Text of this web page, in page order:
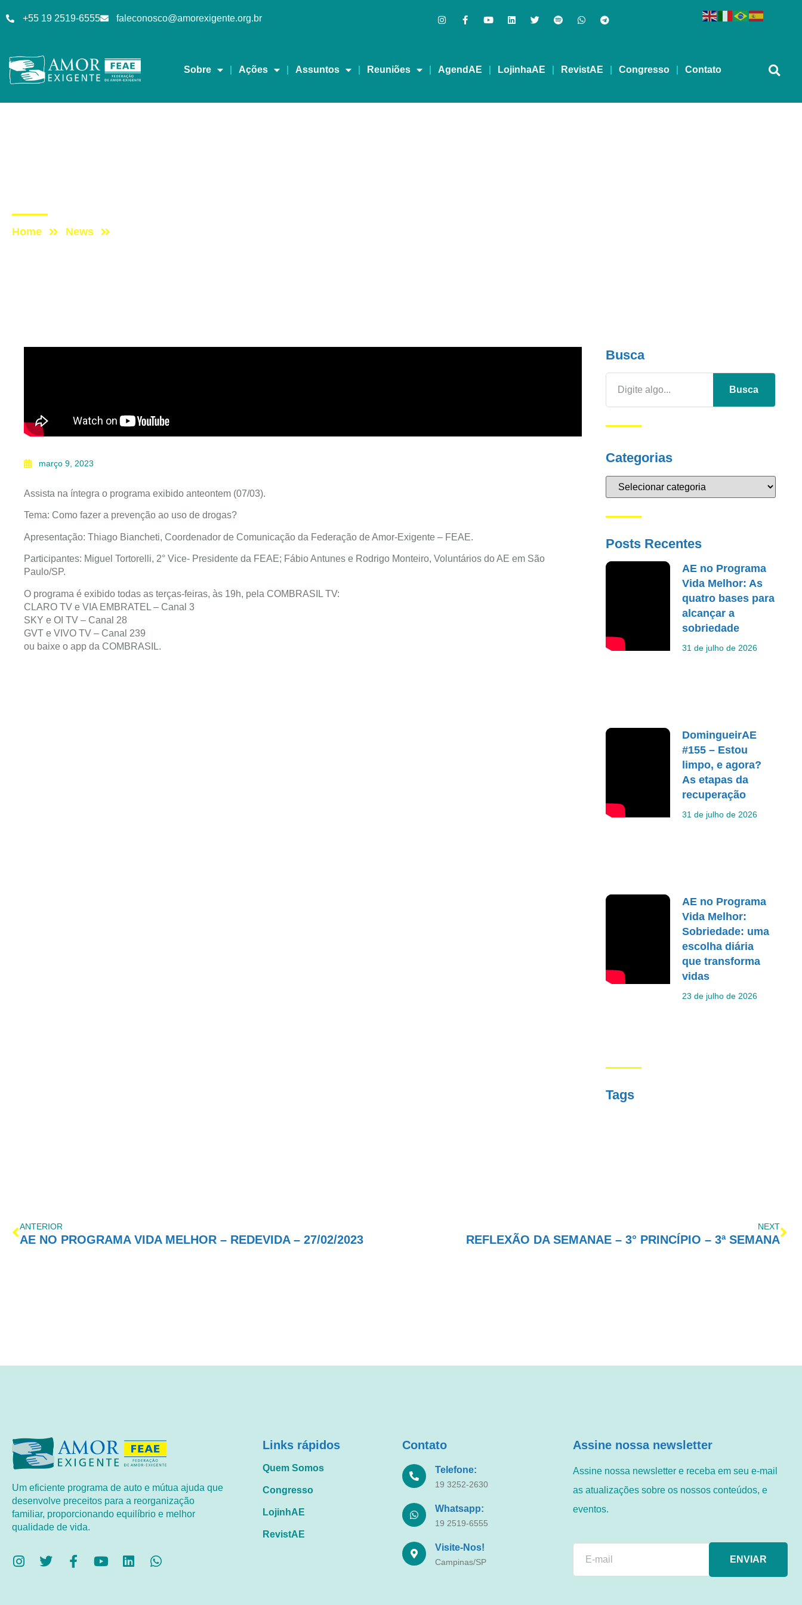
+55 19 2519-6555 faleconosco@amorexigente.org.br
Sobre Ações Assuntos Reuniões AgendAE LojinhaAE RevistAE Congresso Contato
Home News
março 9, 2023
Assista na íntegra o programa exibido anteontem (07/03).
Tema: Como fazer a prevenção ao uso de drogas?
Apresentação: Thiago Biancheti, Coordenador de Comunicação da Federação de Amor-Exigente – FEAE.
Participantes: Miguel Tortorelli, 2° Vice- Presidente da FEAE; Fábio Antunes e Rodrigo Monteiro, Voluntários do AE em São
Paulo/SP.
O programa é exibido todas as terças-feiras, às 19h, pela COMBRASIL TV:
CLARO TV e VIA EMBRATEL – Canal 3
SKY e OI TV – Canal 28
GVT e VIVO TV – Canal 239
ou baixe o app da COMBRASIL.
Busca
Busca
Categorias
Posts Recentes
AE no Programa
Vida Melhor: As
quatro bases para
alcançar a
sobriedade
31 de julho de 2026
DomingueirAE
#155 – Estou
limpo, e agora?
As etapas da
recuperação
31 de julho de 2026
AE no Programa
Vida Melhor:
Sobriedade: uma
escolha diária
que transforma
vidas
23 de julho de 2026
Tags
ANTERIOR
AE NO PROGRAMA VIDA MELHOR – REDEVIDA – 27/02/2023
NEXT
REFLEXÃO DA SEMANAE – 3° PRINCÍPIO – 3ª SEMANA
Um eficiente programa de auto e mútua ajuda que
desenvolve preceitos para a reorganização
familiar, proporcionando equilíbrio e melhor
qualidade de vida.
Links rápidos
Quem Somos
Congresso
LojinhAE
RevistAE
Contato
Telefone:
19 3252-2630
Whatsapp:
19 2519-6555
Visite-Nos!
Campinas/SP
Assine nossa newsletter
Assine nossa newsletter e receba em seu e-mail
as atualizações sobre os nossos conteúdos, e
eventos.
ENVIAR